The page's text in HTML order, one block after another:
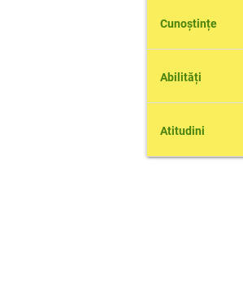
Cunoștințe
8.1.13.
Abilități
8.2.14.
exercitate
Atitudini